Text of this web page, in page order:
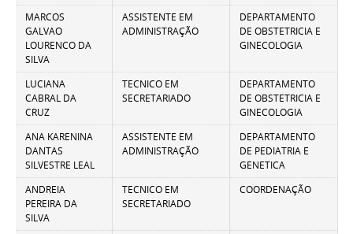
MARCOS
GALVAO
LOURENCO DA
SILVA
ASSISTENTE EM
ADMINISTRAÇÃO
DEPARTAMENTO
DE OBSTETRICIA E
GINECOLOGIA
LUCIANA
CABRAL DA
CRUZ
TECNICO EM
SECRETARIADO
DEPARTAMENTO
DE OBSTETRICIA E
GINECOLOGIA
ANA KARENINA
DANTAS
SILVESTRE LEAL
ASSISTENTE EM
ADMINISTRAÇÃO
DEPARTAMENTO
DE PEDIATRIA E
GENETICA
ANDREIA
PEREIRA DA
SILVA
TECNICO EM
SECRETARIADO
COORDENAÇÃO